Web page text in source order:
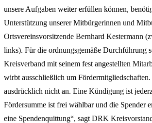
unsere Aufgaben weiter erfüllen können,
Unterstützung unserer Mitbürgerinnen und
Ortsvereinsvorsitzende Bernhard Kestermann
links). Für die ordnungsgemäße Durchführung
Kreisverband mit seinem fest angestellten
wirbt ausschließlich um
ausdrücklich nicht an. Eine Kündigung ist
Fördersumme ist frei wählbar und die Spender
eine Spendenquittung“, sagt DRK